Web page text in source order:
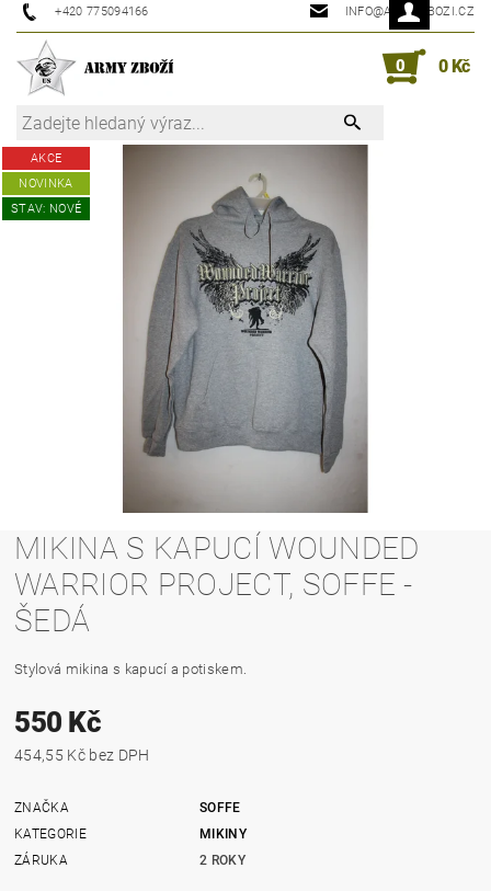
+420 775094166 INFO@ARMYZBOZI.CZ
0 0 Kč
AKCE
NOVINKA
STAV: NOVÉ
MIKINA S KAPUCÍ WOUNDED
WARRIOR PROJECT, SOFFE -
ŠEDÁ
Stylová mikina s kapucí a potiskem.
550 Kč
454,55 Kč bez DPH
ZNAČKA
SOFFE
KATEGORIE
MIKINY
ZÁRUKA
2 ROKY